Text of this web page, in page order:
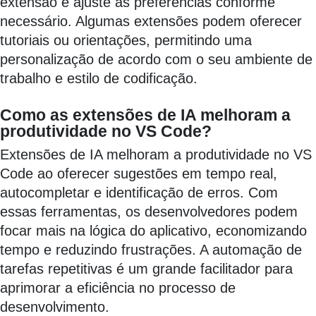
necessário. Algumas extensões podem oferecer
tutoriais ou orientações, permitindo uma
personalização de acordo com o seu ambiente de
trabalho e estilo de codificação.
Como as extensões de IA melhoram a
produtividade no VS Code?
Extensões de IA melhoram a produtividade no VS
Code ao oferecer sugestões em tempo real,
autocompletar e identificação de erros. Com
essas ferramentas, os desenvolvedores podem
focar mais na lógica do aplicativo, economizando
tempo e reduzindo frustrações. A automação de
tarefas repetitivas é um grande facilitador para
aprimorar a eficiência no processo de
desenvolvimento.